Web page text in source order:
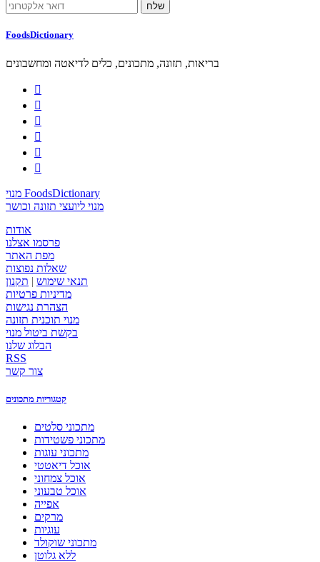
FoodsDictionary
בריאות, תזונה, מתכונים, כלים לדיאטה ומחשבונים






מנוי FoodsDictionary
מנוי ליועצי תזונה וכושר
אודות
פרסמו אצלנו
מפת האתר
שאלות נפוצות
תנאי שימוש | תקנון
מדיניות פרטיות
הצהרת נגישות
מנוי תוכנית תזונה
בקשת ביטול מנוי
הבלוג שלנו
RSS
צור קשר
קטגוריות מתכונים
מתכוני סלטים
מתכוני פשטידות
מתכוני עוגות
אוכל דיאטטי
אוכל צמחוני
אוכל טבעוני
אפייה
מרקים
עוגיות
מתכוני שוקולד
ללא גלוטן